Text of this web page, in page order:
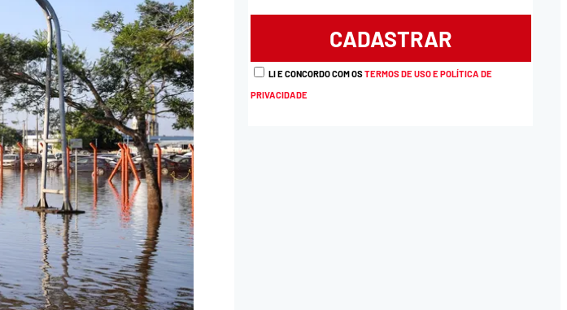
LI E CONCORDO COM OSTERMOS DE USO E POLÍTICA DE
PRIVACIDADE